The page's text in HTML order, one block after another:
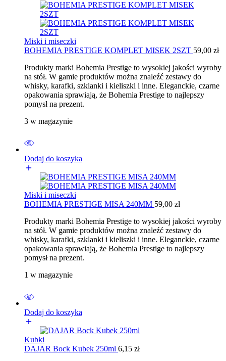
Miski i miseczki
BOHEMIA PRESTIGE KOMPLET MISEK 2SZT 59,00 zł
Produkty marki Bohemia Prestige to wysokiej jakości wyroby
na stół. W gamie produktów można znaleźć zestawy do
whisky, karafki, szklanki i kieliszki i inne. Eleganckie, czarne
opakowania sprawiają, że Bohemia Prestige to najlepszy
pomysł na prezent.
3 w magazynie
Dodaj do koszyka
Miski i miseczki
BOHEMIA PRESTIGE MISA 240MM 59,00 zł
Produkty marki Bohemia Prestige to wysokiej jakości wyroby
na stół. W gamie produktów można znaleźć zestawy do
whisky, karafki, szklanki i kieliszki i inne. Eleganckie, czarne
opakowania sprawiają, że Bohemia Prestige to najlepszy
pomysł na prezent.
1 w magazynie
Dodaj do koszyka
Kubki
DAJAR Bock Kubek 250ml 6,15 zł